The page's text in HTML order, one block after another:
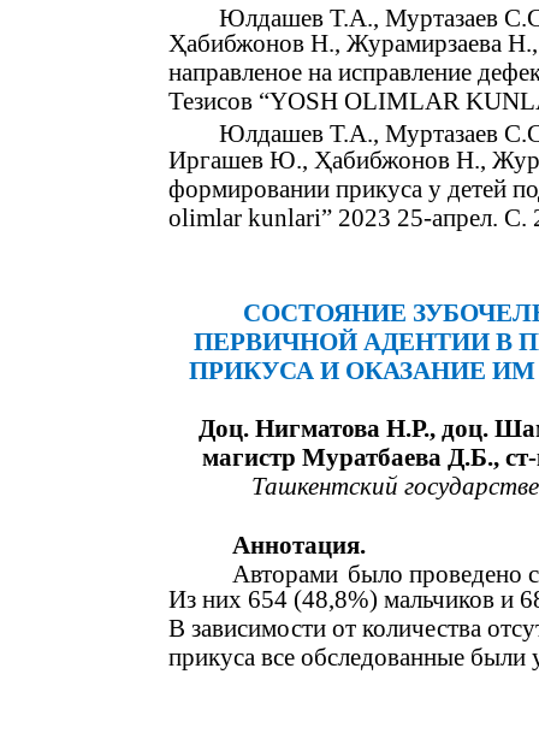
Юлдашев Т.А., Муртазаев
Ҳабибжонов Н., Журамирзаева
направленое на исправление
Тезисов “YOSH OLIMLАR
Юлдашев Т.А., Муртазаев
Иргашев Ю., Ҳабибжонов Н.,
формировании прикуса у детей
olimlаr kunlаri” 2023 25-апрел. С.
СОСТОЯНИЕ
ПЕРВИЧНОЙ АДЕНТИИ В
ПРИКУСА И ОКАЗАНИЕ
Доц. Нигматова Н.Р., доц.
магистр Муратбаева Д.Б.,
Ташкентский
Аннотация.
Авторами было проведено
Из них 654 (48,8%) мальчиков и
В зависимости от количества
прикуса все обследованные были